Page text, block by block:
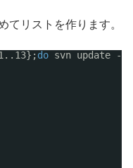
てリストを作ります。
do svn update -